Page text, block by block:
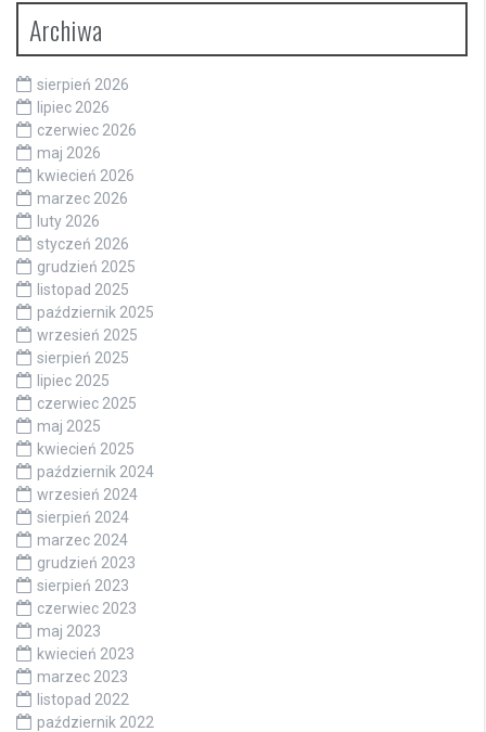
Archiwa
sierpień 2026
lipiec 2026
czerwiec 2026
maj 2026
kwiecień 2026
marzec 2026
luty 2026
styczeń 2026
grudzień 2025
listopad 2025
październik 2025
wrzesień 2025
sierpień 2025
lipiec 2025
czerwiec 2025
maj 2025
kwiecień 2025
październik 2024
wrzesień 2024
sierpień 2024
marzec 2024
grudzień 2023
sierpień 2023
czerwiec 2023
maj 2023
kwiecień 2023
marzec 2023
listopad 2022
październik 2022